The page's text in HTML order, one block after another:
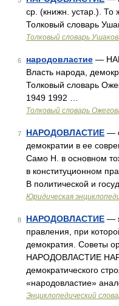
ср. (книжн. устар.). То
Толковый словарь
Толковый словарь
6 народовластие —
Власть народа,
Толковый словарь
1949 1992 …
Толковый словарь
7 НАРОДОВЛАСТИЕ —
демократии в ее
Само Н. в основном
в конституционном
В политической и
Юридическая
8 НАРОДОВЛАСТИЕ —
правления, при
демократия. Советы
НАРОДОВЛАСТИЕ
демократического
«народовластие»
Энциклопедический